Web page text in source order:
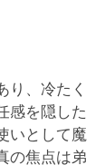
り、冷たく
感を隠した
いとして魔
の焦点は弟